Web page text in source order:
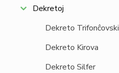
Dekretoj
Dekreto Trifonĉovski
Dekreto Kirova
Dekreto Silfer